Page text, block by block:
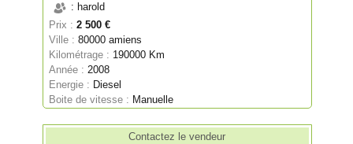
: harold
Prix : 2 500 €
Ville :80000 amiens
Kilométrage : 190000 Km
Année : 2008
Energie : Diesel
Boite de vitesse : Manuelle
Contactez le vendeur